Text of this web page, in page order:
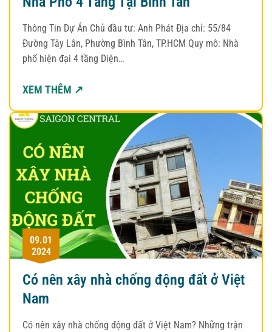
Thông Tin Dự Án Chủ đầu tư: Anh Phát Địa chỉ: 55/84
Đường Tây Lân, Phường Bình Tân, TP.HCM Quy mô: Nhà
phố hiện đại 4 tầng Diện…
XEM THÊM ↗
09.01
2024
Có nên xây nhà chống động đất ở Việt
Nam
Có nên xây nhà chống động đất ở Việt Nam? Những trận